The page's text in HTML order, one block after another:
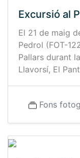
Excursió al
El 21 de maig
Pedrol (FOT-
Pallars durant
Llavorsí, El
Fons